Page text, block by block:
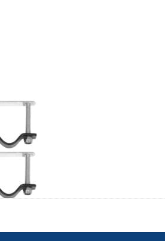
(3er-